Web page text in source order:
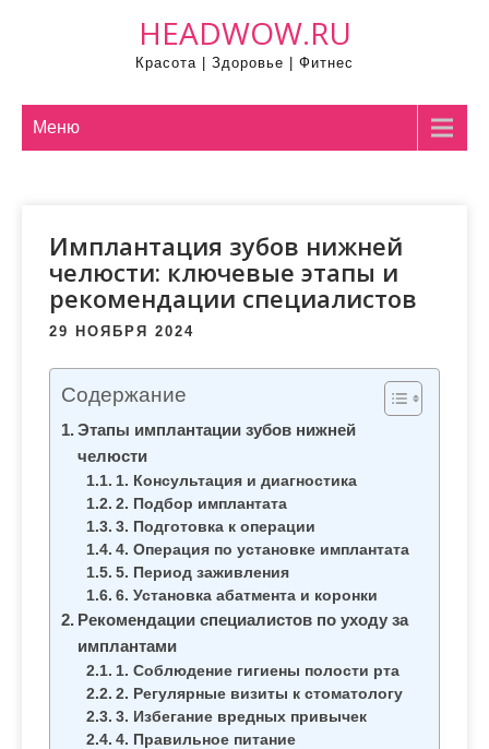
HEADWOW.RU
Красота | Здоровье | Фитнес
Меню
Имплантация зубов нижней
челюсти: ключевые этапы и
рекомендации специалистов
29 НОЯБРЯ 2024
Содержание
Этапы имплантации зубов нижней
челюсти
1. Консультация и диагностика
2. Подбор имплантата
3. Подготовка к операции
4. Операция по установке имплантата
5. Период заживления
6. Установка абатмента и коронки
Рекомендации специалистов по уходу за
имплантами
1. Соблюдение гигиены полости рта
2. Регулярные визиты к стоматологу
3. Избегание вредных привычек
4. Правильное питание